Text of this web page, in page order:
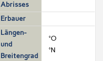
Abrisses
Erbauer
Längen-
und
Breitengrad
°O
°N